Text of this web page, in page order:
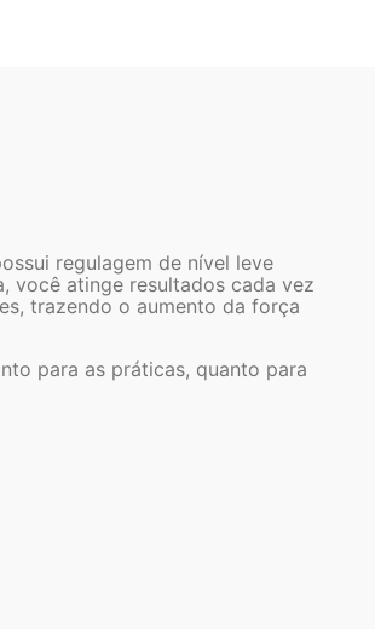
regulagem de nível leve
você atinge resultados cada vez
trazendo o aumento da força
para as práticas, quanto para